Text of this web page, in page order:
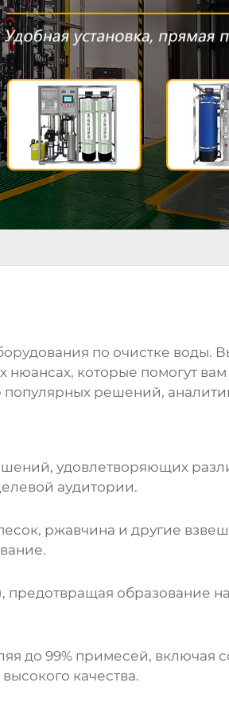
по очистке воды.
которые помогут
решений,
удовлетворяющих
аудитории.
ржавчина и другие
предотвращая образование
до 99% примесей, включая
качества.